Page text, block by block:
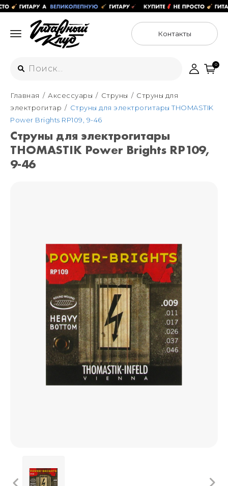
Контакты
Интернет-магазин
+7 (925) 125-54-44
Москва
+7 (925) 176-55-65
ул. Большая Новодмитровская 36с15,
Санкт-Петербург
0
Главная Аксессуары Струны
Струны для
электрогитар
Струны для электрогитары THOMASTIK
Power Brights RP109, 9-46
Струны для электрогитары
THOMASTIK Power Brights RP109,
9-46